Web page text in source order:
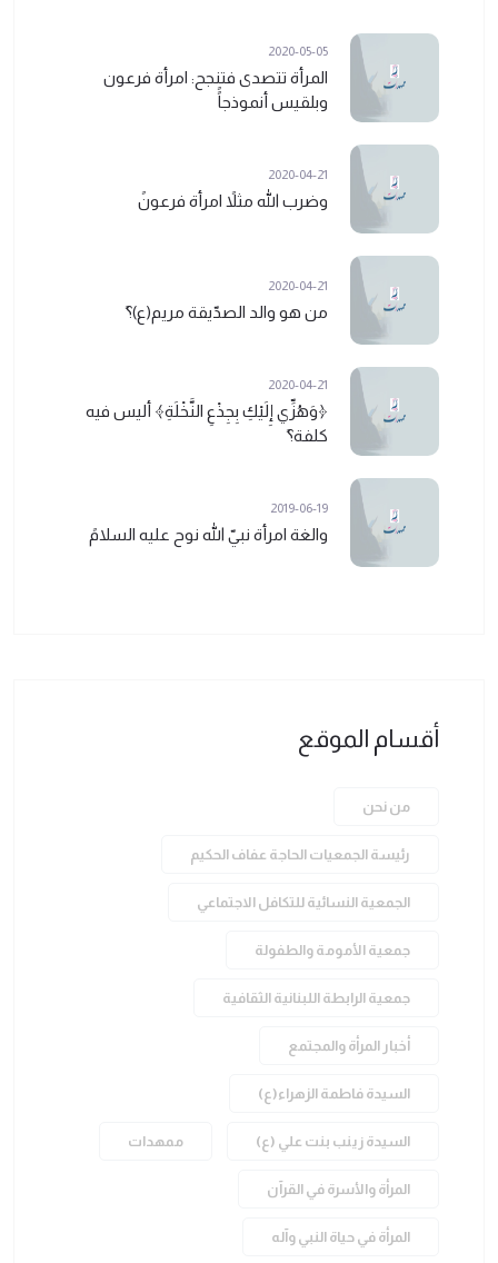
2020-05-05
المرأة تتصدى فتنجح: امرأة فرعون
وبلقيس أنموذجاًً
2020-04-21
وضرب الله مثلاً امرأة فرعونً
2020-04-21
من هو والد الصدّيقة مريم(ع)؟ً
2020-04-21
﴿وَهُزِّي إِلَيْكِ بِجِذْعِ النَّخْلَةِ﴾ أليس فيه
كلفة؟ً
2019-06-19
والغة امرأة نبيّ الله نوح عليه السلامً
أقسام الموقع
من نحن
رئيسة الجمعيات الحاجة عفاف الحكيم
الجمعية النسائية للتكافل الاجتماعي
جمعية الأمومة والطفولة
جمعية الرابطة اللبنانية الثقافية
أخبار المرأة والمجتمع
السيدة فاطمة الزهراء(ع)
السيدة زينب بنت علي (ع) ممهدات
المرأة والأسرة في القرآن
المرأة في حياة النبي وآله